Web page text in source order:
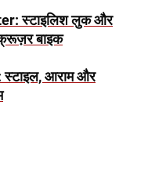
स्टाइलिश लुक और
क्रूज़र बाइक
आराम और